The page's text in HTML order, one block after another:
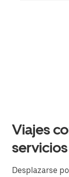
Viajes
Desplazarse